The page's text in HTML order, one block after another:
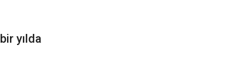
yılda